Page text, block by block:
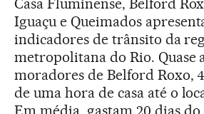
Casa Fluminense, Belford
Iguaçu e Queimados
indicadores de trânsito da
metropolitana do Rio. Quase
moradores de Belford Roxo,
de uma hora de casa até o